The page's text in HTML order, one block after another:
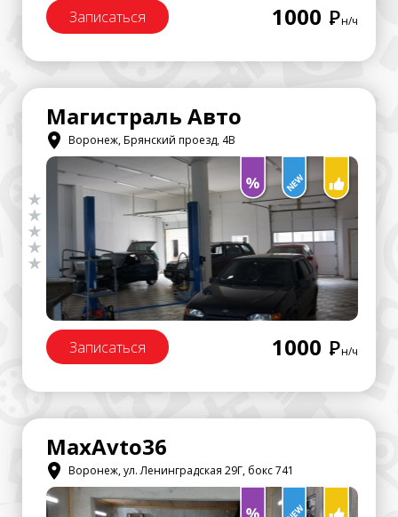
Записаться 1000 Рн/ч
Магистраль Авто
Воронеж, Брянский проезд, 4В
Записаться 1000 Рн/ч
MaxAvto36
Воронеж, ул. Ленинградская 29Г, бокс 741